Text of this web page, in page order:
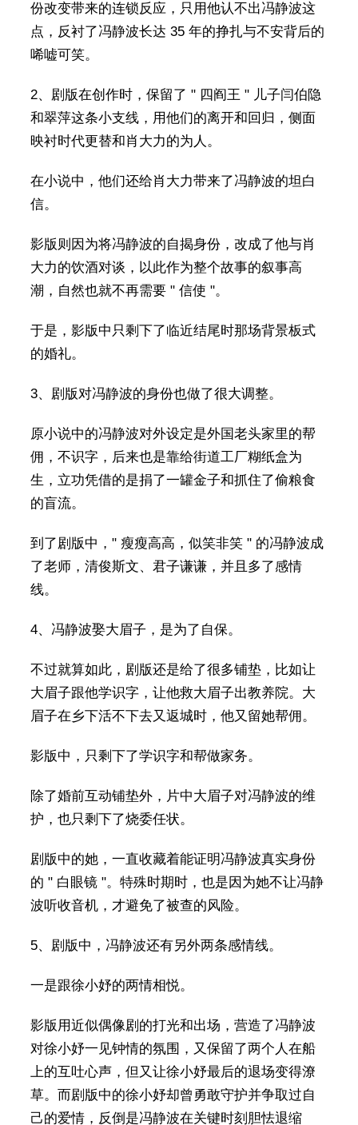
份改变带来的连锁反应，只用他认不出冯静波这
点，反衬了冯静波长达 35 年的挣扎与不安背后的
唏嘘可笑。
2、剧版在创作时，保留了 " 四阎王 " 儿子闫伯隐
和翠萍这条小支线，用他们的离开和回归，侧面
映衬时代更替和肖大力的为人。
在小说中，他们还给肖大力带来了冯静波的坦白
信。
影版则因为将冯静波的自揭身份，改成了他与肖
大力的饮酒对谈，以此作为整个故事的叙事高
潮，自然也就不再需要 " 信使 "。
于是，影版中只剩下了临近结尾时那场背景板式
的婚礼。
3、剧版对冯静波的身份也做了很大调整。
原小说中的冯静波对外设定是外国老头家里的帮
佣，不识字，后来也是靠给街道工厂糊纸盒为
生，立功凭借的是捐了一罐金子和抓住了偷粮食
的盲流。
到了剧版中，" 瘦瘦高高，似笑非笑 " 的冯静波成
了老师，清俊斯文、君子谦谦，并且多了感情
线。
4、冯静波娶大眉子，是为了自保。
不过就算如此，剧版还是给了很多铺垫，比如让
大眉子跟他学识字，让他救大眉子出教养院。大
眉子在乡下活不下去又返城时，他又留她帮佣。
影版中，只剩下了学识字和帮做家务。
除了婚前互动铺垫外，片中大眉子对冯静波的维
护，也只剩下了烧委任状。
剧版中的她，一直收藏着能证明冯静波真实身份
的 " 白眼镜 "。特殊时期时，也是因为她不让冯静
波听收音机，才避免了被查的风险。
5、剧版中，冯静波还有另外两条感情线。
一是跟徐小妤的两情相悦。
影版用近似偶像剧的打光和出场，营造了冯静波
对徐小妤一见钟情的氛围，又保留了两个人在船
上的互吐心声，但又让徐小妤最后的退场变得潦
草。而剧版中的徐小妤却曾勇敢守护并争取过自
己的爱情，反倒是冯静波在关键时刻胆怯退缩